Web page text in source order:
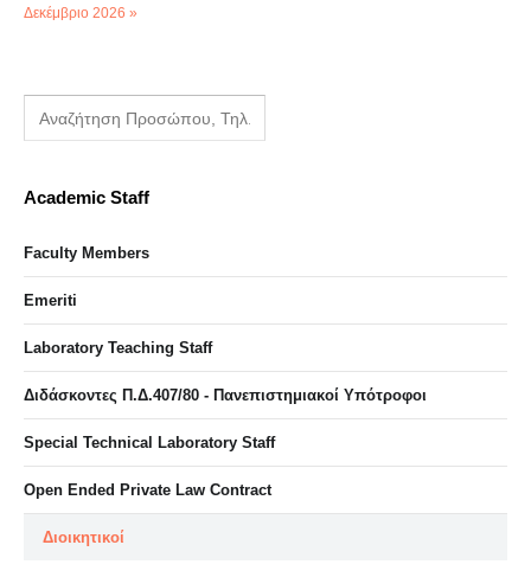
Δεκέμβριο 2026 »
Academic Staff
Faculty Members
Emeriti
Laboratory Teaching Staff
Διδάσκοντες Π.Δ.407/80 - Πανεπιστημιακοί Υπότροφοι
Special Technical Laboratory Staff
Open Ended Private Law Contract
Διοικητικοί